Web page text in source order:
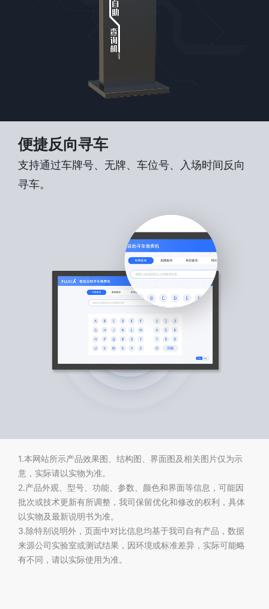
便捷反向寻车
支持通过车牌号、无牌、车位号、入场时间反向
寻车。
1.本网站所示产品效果图、结构图、界面图及相关图片仅为示
意，实际请以实物为准。
2.产品外观、型号、功能、参数、颜色和界面等信息，可能因
批次或技术更新有所调整，我司保留优化和修改的权利，具体
以实物及最新说明书为准。
3.除特别说明外，页面中对比信息均基于我司自有产品，数据
来源公司实验室或测试结果，因环境或标准差异，实际可能略
有不同，请以实际使用为准。